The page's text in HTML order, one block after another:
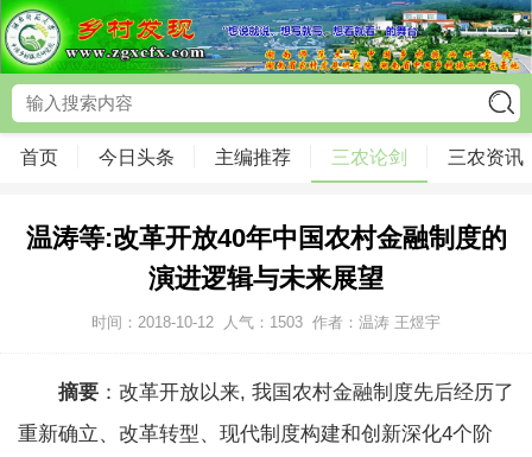
首页 今日头条 主编推荐 三农论剑 三农资讯
温涛等:改革开放40年中国农村金融制度的
演进逻辑与未来展望
时间：2018-10-12 人气： 1503 作者：温涛 王煜宇
摘要 ：改革开放以来, 我国农村金融制度先后经历了
重新确立、改革转型、现代制度构建和创新深化4个阶